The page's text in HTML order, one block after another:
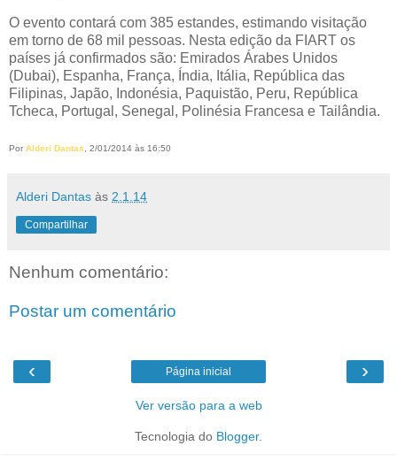
O evento contará com 385 estandes, estimando visitação
em torno de 68 mil pessoas. Nesta edição da FIART os
países já confirmados são: Emirados Árabes Unidos
(Dubai), Espanha, França, Índia, Itália, República das
Filipinas, Japão, Indonésia, Paquistão, Peru, República
Tcheca, Portugal, Senegal, Polinésia Francesa e Tailândia.
Por Alderi Dantas, 2/01/2014 às 16:50
Alderi Dantas às 2.1.14
Compartilhar
Nenhum comentário:
Postar um comentário
‹ ›
Página inicial
Ver versão para a web
Tecnologia do Blogger.